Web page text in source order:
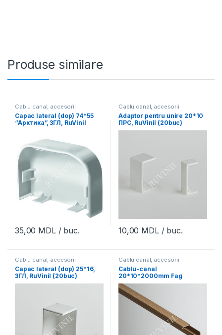
Produse similare
Cablu canal, accesorii
Capac lateral (dop) 74*55
“Арктика”, ЗГЛ, RuVinil
35,00 MDL/ buc.
Cablu canal, accesorii
Adaptor pentru unire 20*10
ПРС, RuVinil (20buc)
10,00 MDL/ buc.
Cablu canal, accesorii
Capac lateral (dop) 25*16,
ЗГЛ, RuVinil (20buc)
Cablu canal, accesorii
Cablu-canal
20*10*2000mm Fag
deschis RuVinil (150m)